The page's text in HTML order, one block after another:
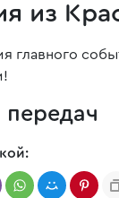
из
главного